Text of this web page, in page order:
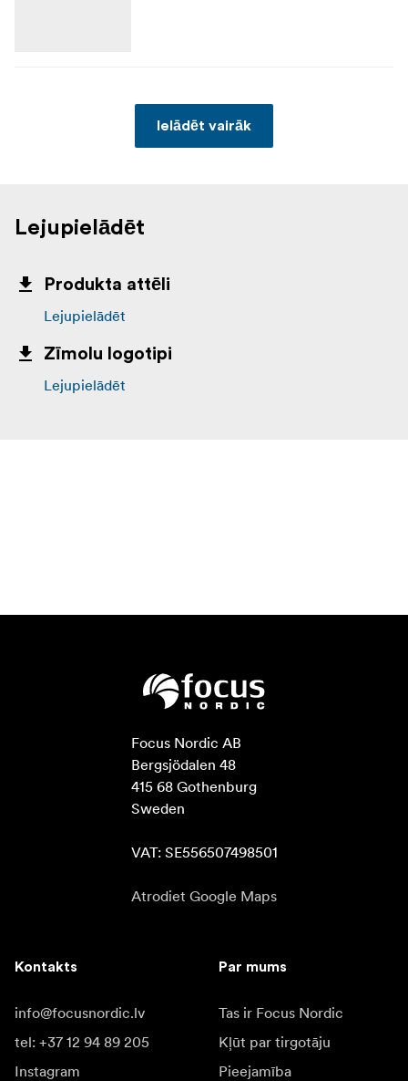
Ielādēt vairāk
Lejupielādēt
Produkta attēli
Lejupielādēt
Zīmolu logotipi
Lejupielādēt
Focus Nordic AB
Bergsjödalen 48
415 68 Gothenburg
Sweden
VAT: SE556507498501
Atrodiet Google Maps
Kontakts
info@focusnordic.lv
tel: +37 12 94 89 205
Instagram
Par mums
Tas ir Focus Nordic
Kļūt par tirgotāju
Pieejamība